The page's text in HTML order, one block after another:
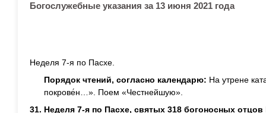
Богослужебные указания за 13 июня 2021 года
Неделя 7-я по Пасхе.
Порядок чтений, согласно календарю: На утрене
покрове́н…». Поем «Честнейшую».
31. Неделя 7-я по Пасхе, святых 318 богоносных